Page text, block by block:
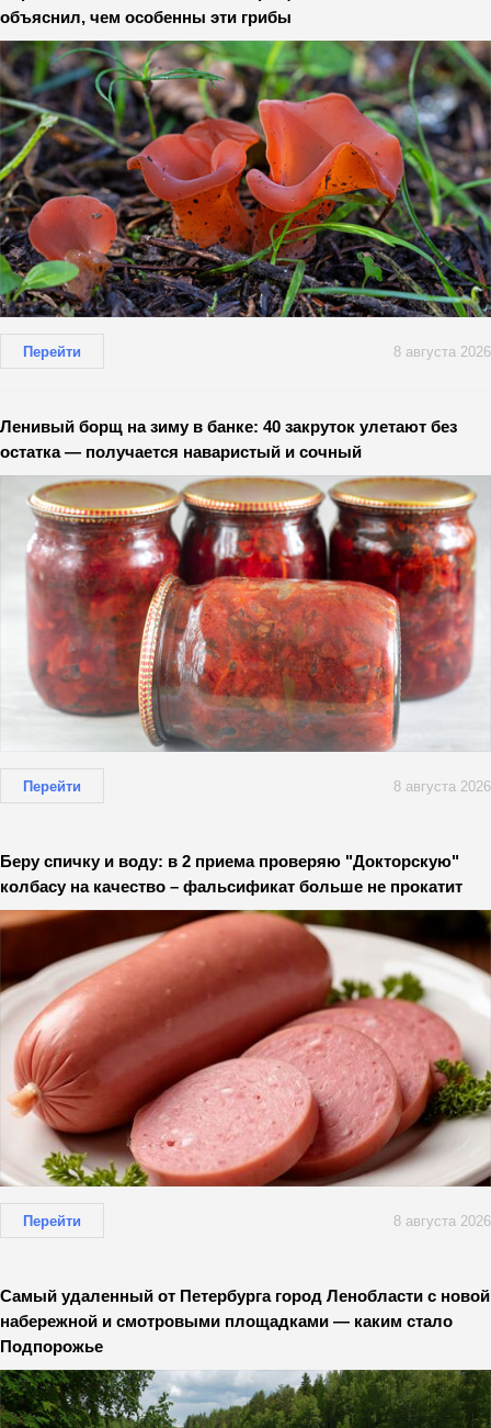
объяснил, чем особенны эти грибы
Перейти 8 августа 2026
Ленивый борщ на зиму в банке: 40 закруток улетают без
остатка — получается наваристый и сочный
Перейти 8 августа 2026
Беру спичку и воду: в 2 приема проверяю "Докторскую"
колбасу на качество – фальсификат больше не прокатит
Перейти 8 августа 2026
Самый удаленный от Петербурга город Ленобласти с новой
набережной и смотровыми площадками — каким стало
Подпорожье